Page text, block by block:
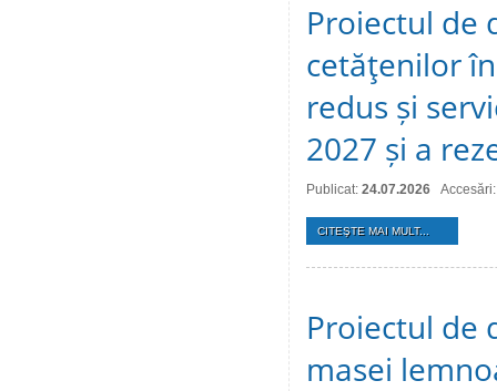
Proiectul de
cetăţenilor
redus și
2027 și a
Publicat: 24.07.2026
CITEŞTE MAI MULT...
Proiectul de
masei